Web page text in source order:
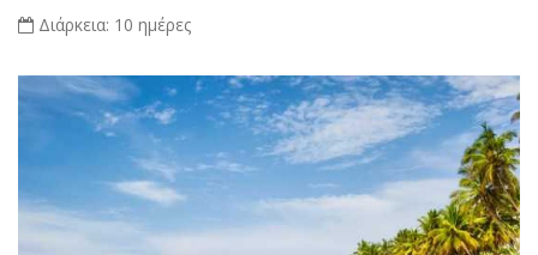
Διάρκεια: 10 ημέρες